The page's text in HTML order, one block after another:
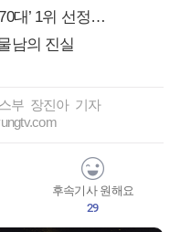
대’ 1위 선정…
남의 진실
부 장진아 기자
후속기사 원해요
29